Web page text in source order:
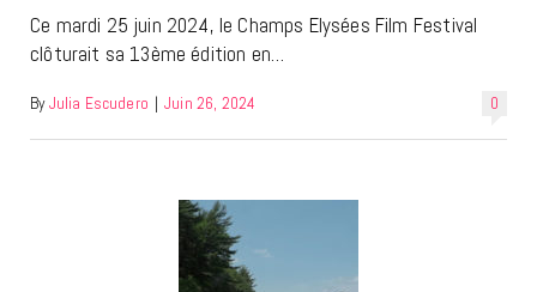
Ce mardi 25 juin 2024, le Champs Elysées Film Festival
clôturait sa 13ème édition en…
0
By Julia Escudero | Juin 26, 2024